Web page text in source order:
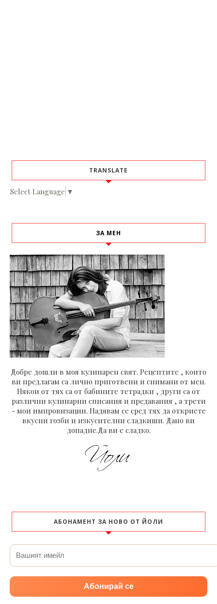
TRANSLATE
Select Language ▼
ЗА МЕН
Добре дошли в моя кулинарен свят. Рецептите , които
ви предлагам са лично приготвени и снимани от мен.
Някои от тях са от бабините тетрадки , други са от
различни кулинарни списания и предавания , а трети
- мои импровизации. Надявам се сред тях да откриете
вкусни гозби и изкусителни сладкиши. Дано ви
допадне.Да ви е сладко.
АБОНАМЕНТ ЗА НОВО ОТ ЙОЛИ
Абонирай се